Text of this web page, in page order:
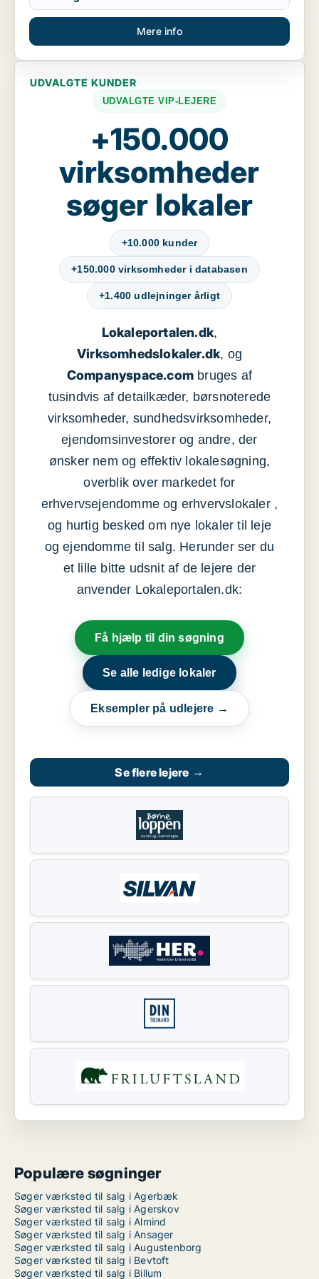
Mere info
UDVALGTE KUNDER
UDVALGTE VIP-LEJERE
+150.000
virksomheder
søger lokaler
+10.000 kunder
+150.000 virksomheder i databasen
+1.400 udlejninger årligt
Lokaleportalen.dk,
Virksomhedslokaler.dk, og
Companyspace.com bruges af
tusindvis af detailkæder, børsnoterede
virksomheder, sundhedsvirksomheder,
ejendomsinvestorer og andre, der
ønsker nem og effektiv lokalesøgning,
overblik over markedet for
erhvervsejendomme og erhvervslokaler ,
og hurtig besked om nye lokaler til leje
og ejendomme til salg. Herunder ser du
et lille bitte udsnit af de lejere der
anvender Lokaleportalen.dk:
Få hjælp til din søgning
Se alle ledige lokaler
Eksempler på udlejere →
Se flere lejere →
Populære søgninger
Søger værksted til salg i Agerbæk
Søger værksted til salg i Agerskov
Søger værksted til salg i Almind
Søger værksted til salg i Ansager
Søger værksted til salg i Augustenborg
Søger værksted til salg i Bevtoft
Søger værksted til salg i Billum